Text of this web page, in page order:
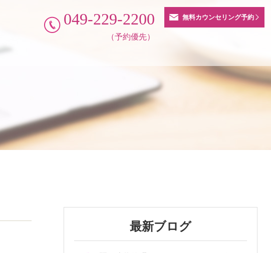
無料カウンセリング予約
049-229-2200
（予約優先）
最新ブログ